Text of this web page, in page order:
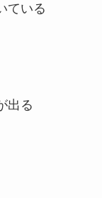
ている
出る